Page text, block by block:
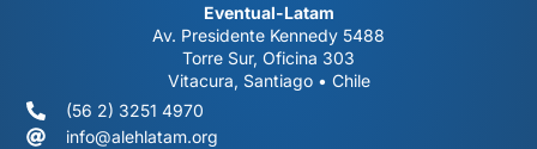
Eventual-Latam
Av. Presidente Kennedy 5488
Torre Sur, Oficina 303
Vitacura, Santiago • Chile
(56 2) 3251 4970
info@alehlatam.org